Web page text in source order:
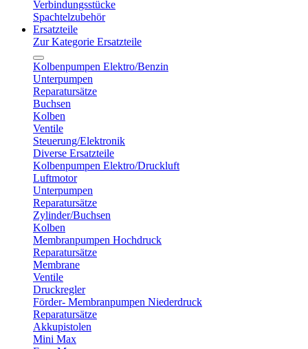
Verbindungsstücke
Spachtelzubehör
Ersatzteile
Zur Kategorie Ersatzteile
Kolbenpumpen Elektro/Benzin
Unterpumpen
Reparatursätze
Buchsen
Kolben
Ventile
Steuerung/Elektronik
Diverse Ersatzteile
Kolbenpumpen Elektro/Druckluft
Luftmotor
Unterpumpen
Reparatursätze
Zylinder/Buchsen
Kolben
Membranpumpen Hochdruck
Reparatursätze
Membrane
Ventile
Druckregler
Förder- Membranpumpen Niederdruck
Reparatursätze
Akkupistolen
Mini Max